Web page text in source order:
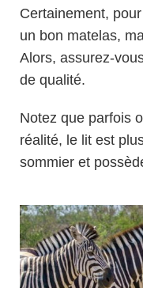
Certainement,
un bon matelas,
Alors, assurez-
de qualité.
Notez que parfois
réalité, le lit est
sommier et